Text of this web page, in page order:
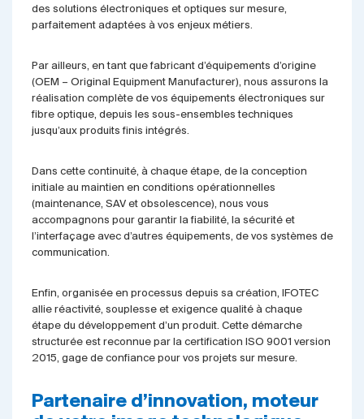
des solutions électroniques et optiques sur mesure,
parfaitement adaptées à vos enjeux métiers.
Par ailleurs, en tant que fabricant d’équipements d’origine
(OEM – Original Equipment Manufacturer), nous assurons la
réalisation complète de vos équipements électroniques sur
fibre optique, depuis les sous-ensembles techniques
jusqu’aux produits finis intégrés.
Dans cette continuité, à chaque étape, de la conception
initiale au maintien en conditions opérationnelles
(maintenance, SAV et obsolescence), nous vous
accompagnons pour garantir la fiabilité, la sécurité et
l’interfaçage avec d’autres équipements, de vos systèmes de
communication.
Enfin, organisée en processus depuis sa création, IFOTEC
allie réactivité, souplesse et exigence qualité à chaque
étape du développement d’un produit. Cette démarche
structurée est reconnue par la certification ISO 9001 version
2015, gage de confiance pour vos projets sur mesure.
Partenaire d’innovation, moteur